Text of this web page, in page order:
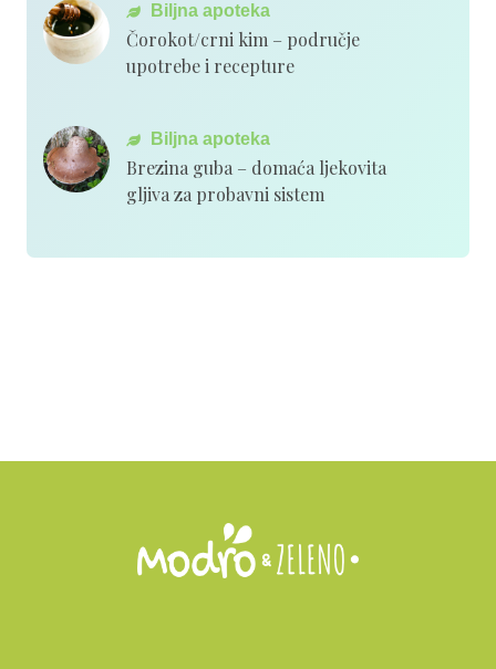
Biljna apoteka
Čorokot/crni kim – područje
upotrebe i recepture
Biljna apoteka
Brezina guba – domaća ljekovita
gljiva za probavni sistem